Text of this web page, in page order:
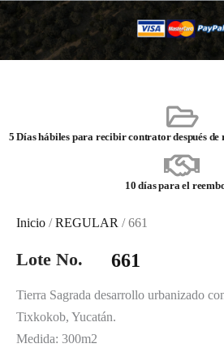
5 Días hábiles para recibir contrator después
10 días para el
Inicio /REGULAR / 661
Lote No. 661
Tierra Sagrada desarrollo urbanizado
Tixkokob, Yucatán.
Medida: 300m2